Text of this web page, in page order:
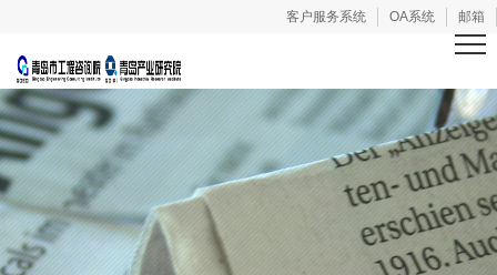
客户服务系统 OA系统 邮箱